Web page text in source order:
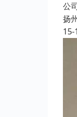
公
扬
15-